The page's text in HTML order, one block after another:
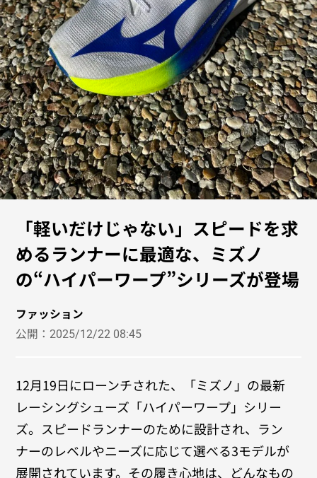
「軽いだけじゃない」スピードを求
めるランナーに最適な、ミズノ
の“ハイパーワープ”シリーズが登場
ファッション
公開：2025/12/22 08:45
12月19日にローンチされた、「ミズノ」の最新
レーシングシューズ「ハイパーワープ」シリー
ズ。スピードランナーのために設計され、ラン
ナーのレベルやニーズに応じて選べる3モデルが
展開されています。その履き心地は、どんなもの